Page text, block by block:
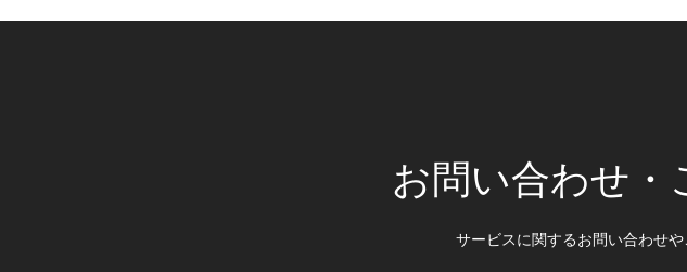
お問い合わせ・
サービスに関するお問い合わせ